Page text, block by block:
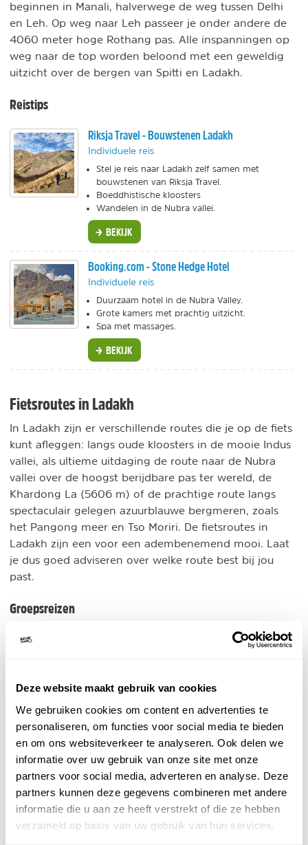
Deze website maakt gebruik van cookies
We gebruiken cookies om content en advertenties te
personaliseren, om functies voor social media te bieden
en om ons websiteverkeer te analyseren. Ook delen we
informatie over uw gebruik van onze site met onze
partners voor social media, adverteren en analyse. Deze
partners kunnen deze gegevens combineren met andere
informatie die u aan ze heeft verstrekt of die ze hebben
verzameld op basis van uw gebruik van hun services.
beginnen in Manali, halverwege de weg tussen Delhi
en Leh. Op weg naar Leh passeer je onder andere de
4060 meter hoge Rothang pas. Alle inspanningen op
weg naar de top worden beloond met een geweldig
uitzicht over de bergen van Spitti en Ladakh.
Reistips
Riksja Travel - Bouwstenen Ladakh
Individuele reis
Stel je reis naar Ladakh zelf samen met
bouwstenen van Riksja Travel.
Boeddhistische kloosters
Wandelen in de Nubra vallei.
BEKIJK
Booking.com - Stone Hedge Hotel
Individuele reis
Duurzaam hotel in de Nubra Valley.
Grote kamers met prachtig uitzicht.
Spa met massages.
BEKIJK
Fietsroutes in Ladakh
In Ladakh zijn er verschillende routes die je op de fiets
kunt afleggen: langs oude kloosters in de mooie Indus
vallei, als ultieme uitdaging de route naar de Nubra
vallei over de hoogst berijdbare pas ter wereld, de
Khardong La (5606 m) of de prachtige route langs
spectaculair gelegen azuurblauwe bergmeren, zoals
het Pangong meer en Tso Moriri. De fietsroutes in
Ladakh zijn een voor een adembenemend mooi. Laat
je dus goed adviseren over welke route best bij jou
past.
Groepsreizen
Nederlandstalige reisbegeleiding
hiken door het hoogland.
BEKIJK
Sawadee - Groepsreis Ladakh
Spectaculaire reis door de Himalaya in Ladakh.
Afgelegen kloosters en dorpjes.